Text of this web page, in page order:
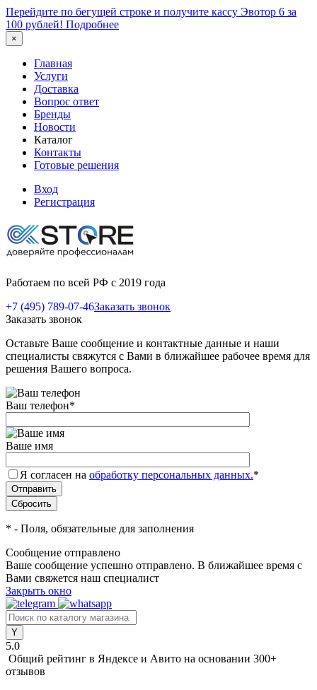
Перейдите по бегущей строке и получите кассу Эвотор 6 за
100 рублей! Подробнее
×
Главная
Услуги
Доставка
Вопрос ответ
Бренды
Новости
Каталог
Контакты
Готовые решения
Вход
Регистрация
Работаем по всей РФ с 2019 года
+7 (495) 789-07-46Заказать звонок
Заказать звонок
Оставьте Ваше сообщение и контактные данные и наши
специалисты свяжутся с Вами в ближайшее рабочее время для
решения Вашего вопроса.
Ваш телефон*
Ваше имя
Я согласен на обработку персональных данных.*
* - Поля, обязательные для заполнения
Сообщение отправлено
Ваше сообщение успешно отправлено. В ближайшее время с
Вами свяжется наш специалист
Закрыть окно
5.0
Общий рейтинг в Яндексе и Авито на основании 300+
отзывов